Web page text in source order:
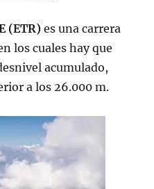
(ETR) es una carrera
los cuales hay que
acumulado,
a los 26.000 m.